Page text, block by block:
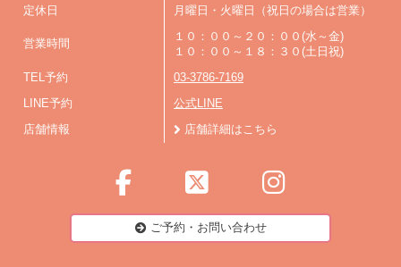
定休日 月曜日・火曜日（祝日の場合は営業）
営業時間
１０：００～２０：００(水～金)
１０：００～１８：３０(土日祝)
TEL予約 03-3786-7169
LINE予約 公式LINE
店舗情報 店舗詳細はこちら
ご予約・お問い合わせ